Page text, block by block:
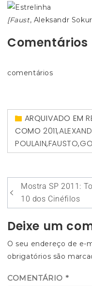
[Faust, Aleksandr
Comentários
comentários
ARQUIVADO EM
COMO 2011,
POULAIN,FAUSTO,
de
Post
Mostra SP 2011:
10 dos Cinéfilos
Deixe um
O seu endereço de e-
obrigatórios são
COMENTÁRIO *